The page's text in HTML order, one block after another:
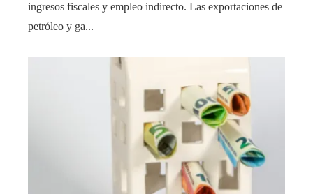
ingresos fiscales y empleo indirecto. Las exportaciones de
petróleo y ga...